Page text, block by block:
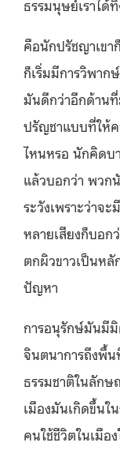
ธรรมนุษย์เราได้
คือนักปรัชญาเข
ก็เริ่มมีการวิพาก
มันดีกว่าอีกด้าน
ปรัญชาแบบที่ให้
ไหนหรอ นักคิดบ
แล้วบอกว่า พวก
ระวังเพราะว่าจ
หลายเสียงก็บอ
ตกผิวขาวเป็นหลั
ปัญหา
การอนุรักษ์มันมีมิ
จินตนาการถึงพื้น
ธรรมชาติในลัก
เมืองมันเกิดขึ้น
คนใช้ชีวิตในเมื